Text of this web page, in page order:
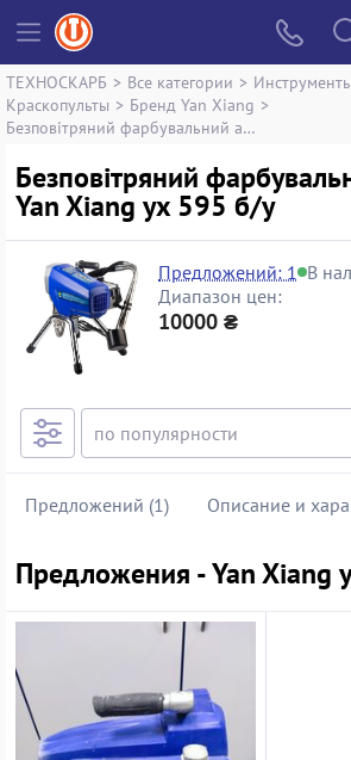
ТЕХНОСКАРБ > Все категории >
Краскопульты > Бренд Yan Xiang >
Безповітряний фарбувальний апарат Yan Xiang yx 595
Безповітряний
Yan Xiang yx 595 б/у
Предложений: 1 В
Диапазон цен:
10000 ₴
Предложений (1) Описание и
Предложения - Yan Xiang